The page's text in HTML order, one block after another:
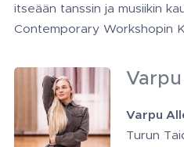
itseään tanssin ja musiikin
Contemporary Workshopin
Varpu
Turun